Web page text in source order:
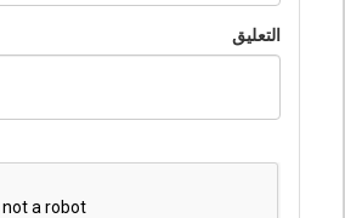
التعليق